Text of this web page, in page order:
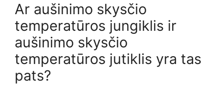
Ar aušinimo skysčio
temperatūros jungiklis ir
aušinimo skysčio
temperatūros jutiklis yra tas
pats?